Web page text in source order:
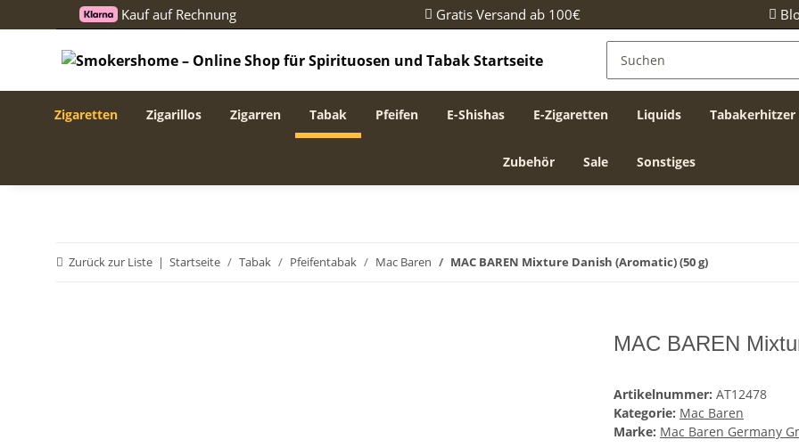
Kauf auf Rechnung Gratis Versand ab 100€
Zigaretten Zigarillos Zigarren Tabak Pfeifen E-Shishas E-Zigaretten Liquids Tabakerhitzer
Zubehör Sale Sonstiges
Zurück zur Liste Startseite Tabak Pfeifentabak Mac Baren MAC BAREN Mixture Danish (Aromatic) (50 g)
MAC BAREN
Artikelnummer: AT12478
Kategorie: Mac Baren
Marke: Mac Baren Germany